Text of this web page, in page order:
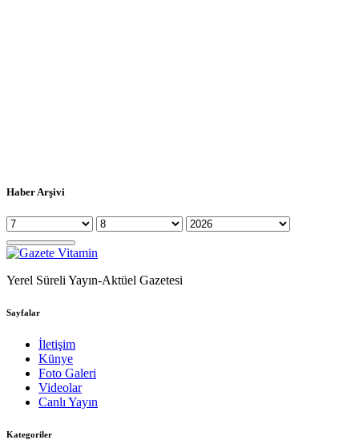
Haber Arşivi
Yerel Süreli Yayın-Aktüel Gazetesi
Sayfalar
İletişim
Künye
Foto Galeri
Videolar
Canlı Yayın
Kategoriler